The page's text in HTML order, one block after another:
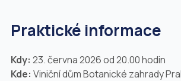
Praktické informace
Kdy: 23. června 2026 od 20.00 hodin
Kde: Viniční dům Botanické zahrady